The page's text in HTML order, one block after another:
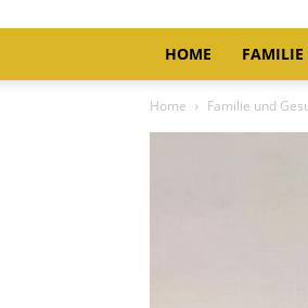
HOME FAMILIE
Home Familie und